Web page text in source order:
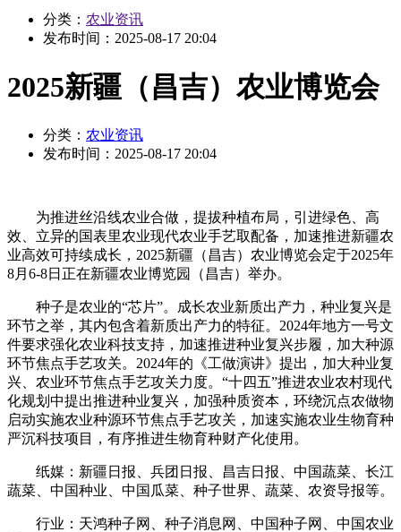
分类： 农业资讯
发布时间： 2025-08-17 20:04
2025新疆（昌吉）农业博览会
分类： 农业资讯
发布时间： 2025-08-17 20:04
为推进丝沿线农业合做，提拔种植布局，引进绿色、高
效、立异的国表里农业现代农业手艺取配备，加速推进新疆农
业高效可持续成长，2025新疆（昌吉）农业博览会定于2025年
8月6-8日正在新疆农业博览园（昌吉）举办。
种子是农业的“芯片”。成长农业新质出产力，种业复兴是
环节之举，其内包含着新质出产力的特征。2024年地方一号文
件要求强化农业科技支持，加速推进种业复兴步履，加大种源
环节焦点手艺攻关。2024年的《工做演讲》提出，加大种业复
兴、农业环节焦点手艺攻关力度。“十四五”推进农业农村现代
化规划中提出推进种业复兴，加强种质资本，环绕沉点农做物
启动实施农业种源环节焦点手艺攻关，加速实施农业生物育种
严沉科技项目，有序推进生物育种财产化使用。
纸媒：新疆日报、兵团日报、昌吉日报、中国蔬菜、长江
蔬菜、中国种业、中国瓜菜、种子世界、蔬菜、农资导报等。
行业：天鸿种子网、种子消息网、中国种子网、中国农业